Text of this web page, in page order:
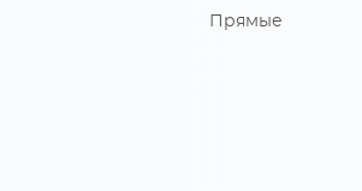
Прямые